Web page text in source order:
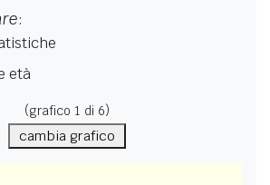
:
età
(grafico 1 di 6)
cambia grafico